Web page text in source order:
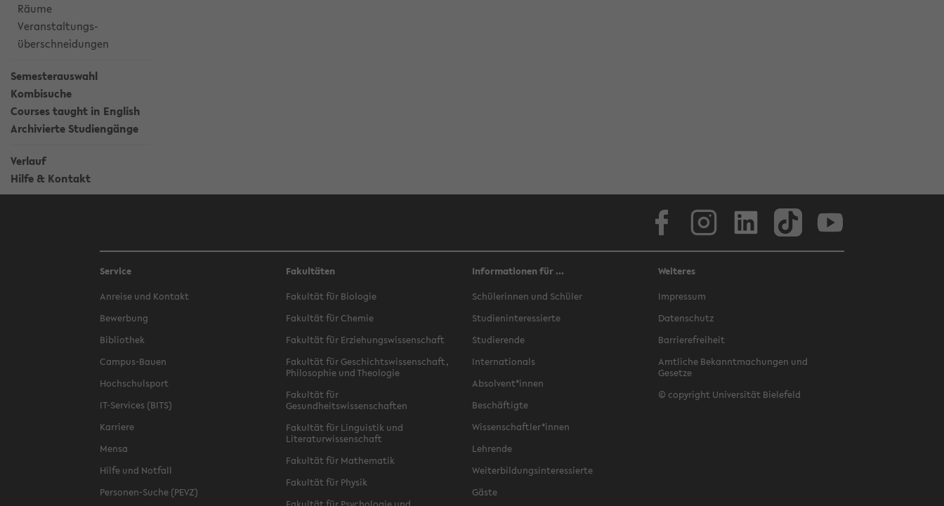
Räume
Veranstaltungs-
überschneidungen
Semesterauswahl
Kombisuche
Courses taught in English
Archivierte Studiengänge
Verlauf
Hilfe & Kontakt
Service
Anreise und Kontakt
Bewerbung
Bibliothek
Campus-Bauen
Hochschulsport
IT-Services (BITS)
Karriere
Mensa
Hilfe und Notfall
Personen-Suche (PEVZ)
Fakultäten
Fakultät für Biologie
Fakultät für Chemie
Fakultät für Erziehungswissenschaft
Fakultät für Geschichtswissenschaft,
Philosophie und Theologie
Fakultät für
Gesundheitswissenschaften
Fakultät für Linguistik und
Literaturwissenschaft
Fakultät für Mathematik
Fakultät für Physik
Informationen für ...
Schülerinnen und Schüler
Studieninteressierte
Studierende
Internationals
Absolvent*innen
Beschäftigte
Wissenschaftler*innen
Lehrende
Weiterbildungsinteressierte
Gäste
Weiteres
Impressum
Datenschutz
Barrierefreiheit
Amtliche Bekanntmachungen und
Gesetze
© copyright Universität Bielefeld